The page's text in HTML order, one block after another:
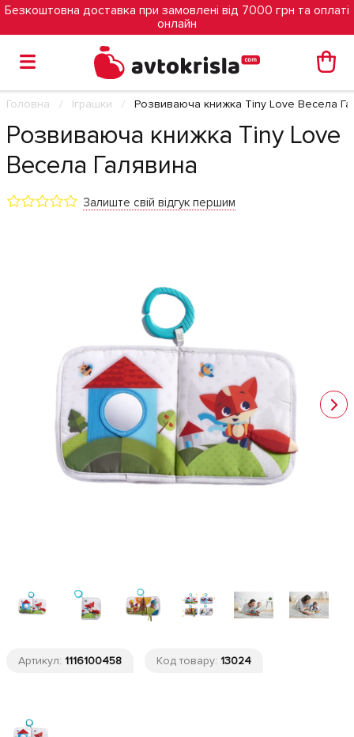
Безкоштовна доставка при замовлені від 7000 грн та оплаті
онлайн
Головна Іграшки Розвиваюча книжка Tiny Love Весела
Розвиваюча книжка Tiny Love
Весела Галявина
Залиште свій відгук першим
Артикул: 1116100458 Код товару: 13024